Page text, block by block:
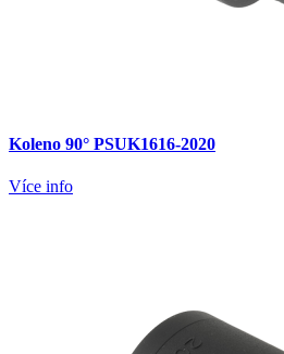
Koleno 90° PSUK1616-2020
Více info